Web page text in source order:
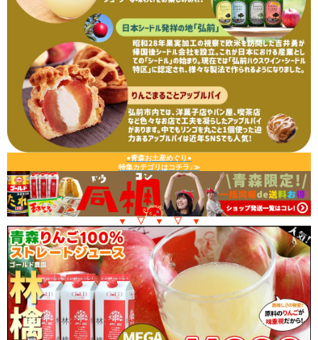
●青森お土産めぐり●
特集カテゴリはコチラ♪≫
▼ ▽ ▼ ▽ ▼